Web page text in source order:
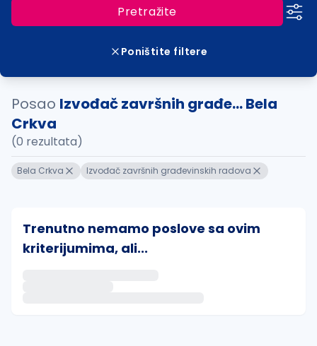
Pretražite
Poništite filtere
Posao Izvođač završnih građe... Bela
Crkva
(0 rezultata)
Bela Crkva Izvođač završnih građevinskih radova
Trenutno nemamo poslove sa ovim
kriterijumima, ali...